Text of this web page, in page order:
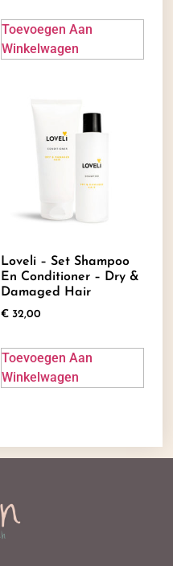
Toevoegen Aan
Winkelwagen
Loveli – Set Shampoo
En Conditioner – Dry &
Damaged Hair
€ 32,00
Toevoegen Aan
Winkelwagen